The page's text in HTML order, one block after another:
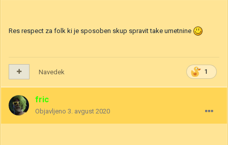
Res respect za folk ki je sposoben skup spravit take umetnine
1
Navedek
fric
Objavljeno 3. avgust 2020